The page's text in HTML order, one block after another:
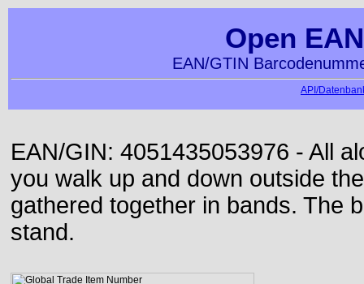
Open
EAN/GTIN
API/
EAN/GIN: 4051435053976 - All
you walk up and down outside
gathered together in bands. The
stand.